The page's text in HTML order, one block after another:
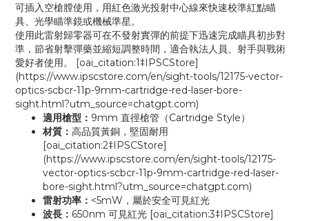
可插入空槍膛使用，用紅色激光投射中心線來快速校準紅點瞄
具、光學瞄準鏡或機械準星。
使用此雷射歸零器可在不發射實彈的前提下迅速完成瞄具初步對
準，節省射擊彈藥並縮短調整時間，適合執法人員、射手與戰術
愛好者使用。 [oai_citation:1‡IPSCStore]
(https://www.ipscstore.com/en/sight-tools/12175-vector-
optics-scbcr-11p-9mm-cartridge-red-laser-bore-
sight.html?utm_source=chatgpt.com)
適用槍型： 9mm 直徑槍管（Cartridge Style）
材質： 高品質黃銅，堅固耐用
[oai_citation:2‡IPSCStore]
(https://www.ipscstore.com/en/sight-tools/12175-
vector-optics-scbcr-11p-9mm-cartridge-red-laser-
bore-sight.html?utm_source=chatgpt.com)
雷射功率： <5mW，屬於安全可見紅光
波長： 650nm 可見紅光 [oai_citation:3‡IPSCStore]